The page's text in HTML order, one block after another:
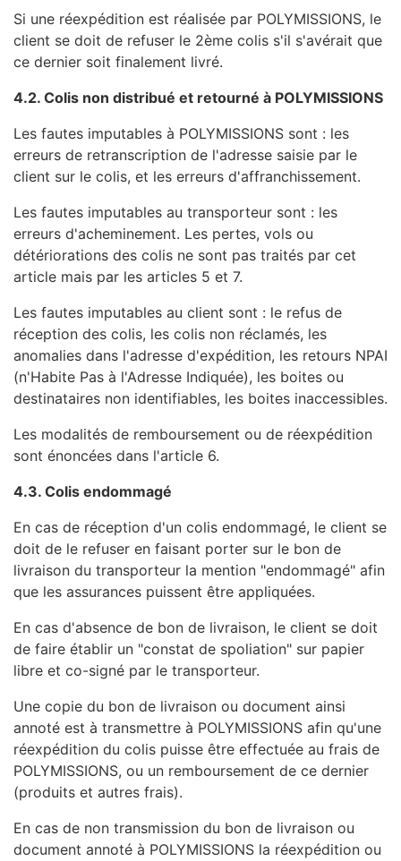
Si une réexpédition est réalisée par POLYMISSIONS, le
client se doit de refuser le 2ème colis s'il s'avérait que
ce dernier soit finalement livré.
4.2. Colis non distribué et retourné à POLYMISSIONS
Les fautes imputables à POLYMISSIONS sont : les
erreurs de retranscription de l'adresse saisie par le
client sur le colis, et les erreurs d'affranchissement.
Les fautes imputables au transporteur sont : les
erreurs d'acheminement. Les pertes, vols ou
détériorations des colis ne sont pas traités par cet
article mais par les articles 5 et 7.
Les fautes imputables au client sont : le refus de
réception des colis, les colis non réclamés, les
anomalies dans l'adresse d'expédition, les retours NPAI
(n'Habite Pas à l'Adresse Indiquée), les boites ou
destinataires non identifiables, les boites inaccessibles.
Les modalités de remboursement ou de réexpédition
sont énoncées dans l'article 6.
4.3. Colis endommagé
En cas de réception d'un colis endommagé, le client se
doit de le refuser en faisant porter sur le bon de
livraison du transporteur la mention "endommagé" afin
que les assurances puissent être appliquées.
En cas d'absence de bon de livraison, le client se doit
de faire établir un "constat de spoliation" sur papier
libre et co-signé par le transporteur.
Une copie du bon de livraison ou document ainsi
annoté est à transmettre à POLYMISSIONS afin qu'une
réexpédition du colis puisse être effectuée au frais de
POLYMISSIONS, ou un remboursement de ce dernier
(produits et autres frais).
En cas de non transmission du bon de livraison ou
document annoté à POLYMISSIONS la réexpédition ou